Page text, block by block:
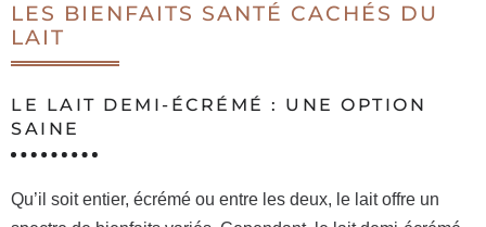
LES BIENFAITS SANTÉ CACHÉS DU
LAIT
LE LAIT DEMI-ÉCRÉMÉ : UNE OPTION
SAINE
Qu’il soit entier, écrémé ou entre les deux, le lait offre un